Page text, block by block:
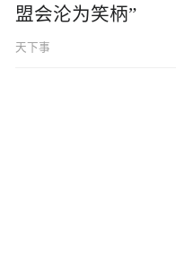
盟会沦为笑柄”
天下事